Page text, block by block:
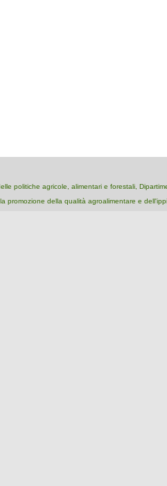
politiche agricole, alimentari e forestali,
promozione della qualità agroalimentare e